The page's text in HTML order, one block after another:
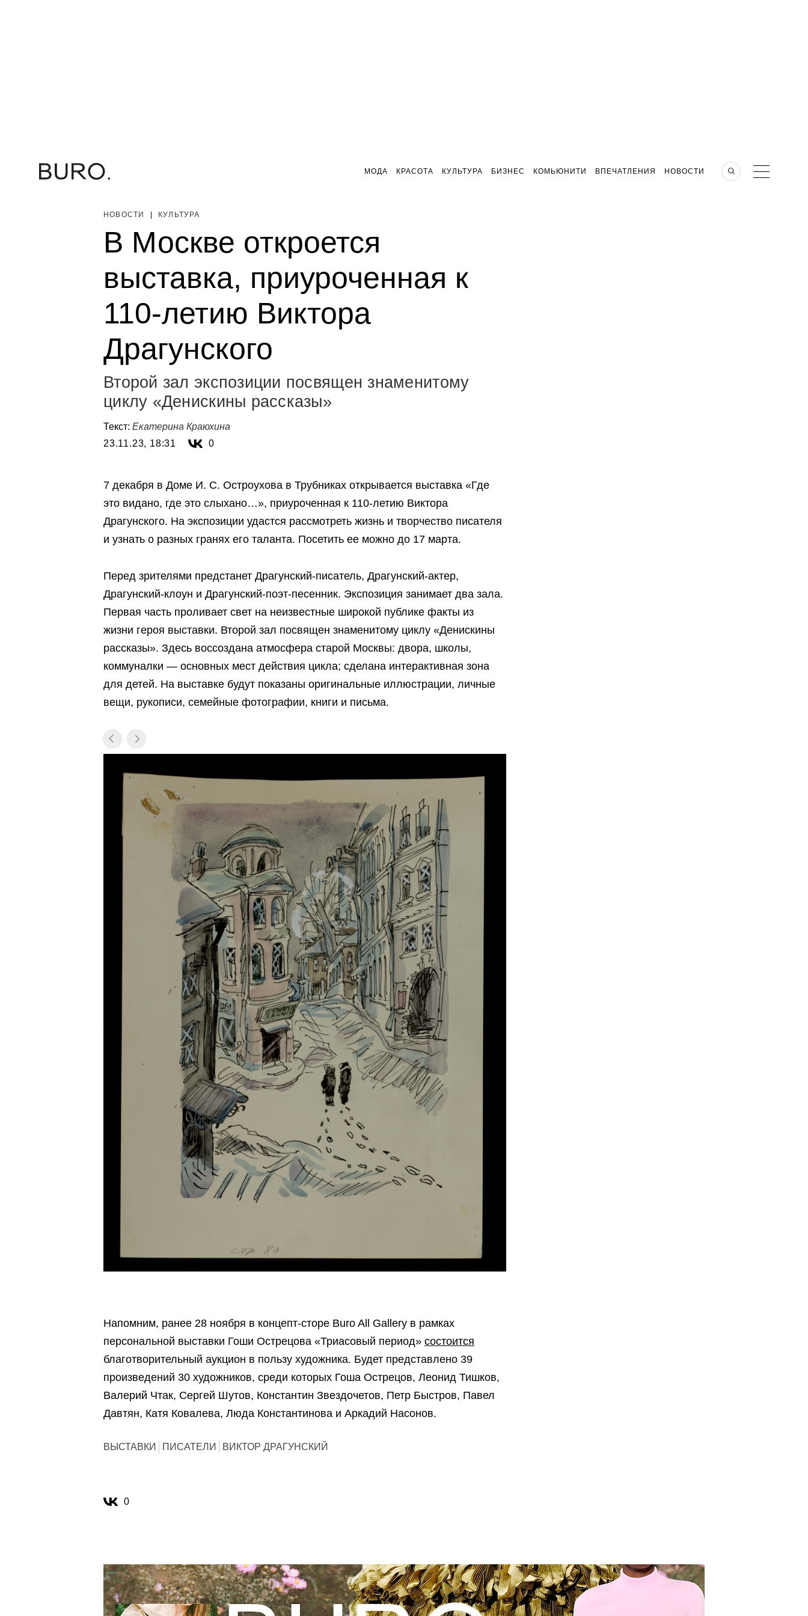
МОДА КРАСОТА КУЛЬТУРА БИЗНЕС КОМЬЮНИТИ ВПЕЧАТЛЕНИЯ НОВОСТИ
НОВОСТИ КУЛЬТУРА
В Москве откроется
выставка, приуроченная к
110-летию Виктора
Драгунского
Второй зал экспозиции посвящен знаменитому
циклу «Денискины рассказы»
Текст: Екатерина Краюхина
23.11.23, 18:31
0
7 декабря в Доме И. С. Остроухова в Трубниках открывается выставка «Где
это видано, где это слыхано…», приуроченная к 110-летию Виктора
Драгунского. На экспозиции удастся рассмотреть жизнь и творчество писателя
и узнать о разных гранях его таланта. Посетить ее можно до 17 марта.
Перед зрителями предстанет Драгунский-писатель, Драгунский-актер,
Драгунский-клоун и Драгунский-поэт-песенник. Экспозиция занимает два зала.
Первая часть проливает свет на неизвестные широкой публике факты из
жизни героя выставки. Второй зал посвящен знаменитому циклу «Денискины
рассказы». Здесь воссоздана атмосфера старой Москвы: двора, школы,
коммуналки — основных мест действия цикла; сделана интерактивная зона
для детей. На выставке будут показаны оригинальные иллюстрации, личные
вещи, рукописи, семейные фотографии, книги и письма.
Напомним, ранее 28 ноября в концепт-сторе Buro All Gallery в рамках
персональной выставки Гоши Острецова «Триасовый период» состоится
благотворительный аукцион в пользу художника. Будет представлено 39
произведений 30 художников, среди которых Гоша Острецов, Леонид Тишков,
Валерий Чтак, Сергей Шутов, Константин Звездочетов, Петр Быстров, Павел
Давтян, Катя Ковалева, Люда Константинова и Аркадий Насонов.
ВЫСТАВКИ ПИСАТЕЛИ ВИКТОР ДРАГУНСКИЙ
0